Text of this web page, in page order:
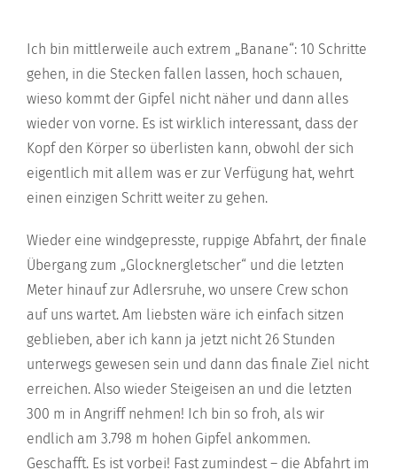
Ich bin mittlerweile auch extrem „Banane“: 10 Schritte
gehen, in die Stecken fallen lassen, hoch schauen,
wieso kommt der Gipfel nicht näher und dann alles
wieder von vorne. Es ist wirklich interessant, dass der
Kopf den Körper so überlisten kann, obwohl der sich
eigentlich mit allem was er zur Verfügung hat, wehrt
einen einzigen Schritt weiter zu gehen.
Wieder eine windgepresste, ruppige Abfahrt, der finale
Übergang zum „Glocknergletscher“ und die letzten
Meter hinauf zur Adlersruhe, wo unsere Crew schon
auf uns wartet. Am liebsten wäre ich einfach sitzen
geblieben, aber ich kann ja jetzt nicht 26 Stunden
unterwegs gewesen sein und dann das finale Ziel nicht
erreichen. Also wieder Steigeisen an und die letzten
300 m in Angriff nehmen! Ich bin so froh, als wir
endlich am 3.798 m hohen Gipfel ankommen.
Geschafft. Es ist vorbei! Fast zumindest – die Abfahrt im